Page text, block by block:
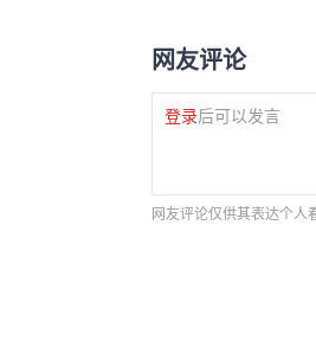
网友评论
登录后可以发言
网友评论仅供其表达个人